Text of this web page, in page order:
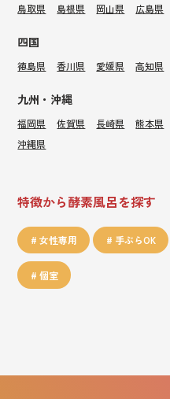
鳥取県 島根県 岡山県 広島県
四国
徳島県 香川県 愛媛県 高知県
九州・沖縄
福岡県 佐賀県 長崎県 熊本県
沖縄県
特徴から酵素風呂を探す
女性専用 手ぶらOK
個室